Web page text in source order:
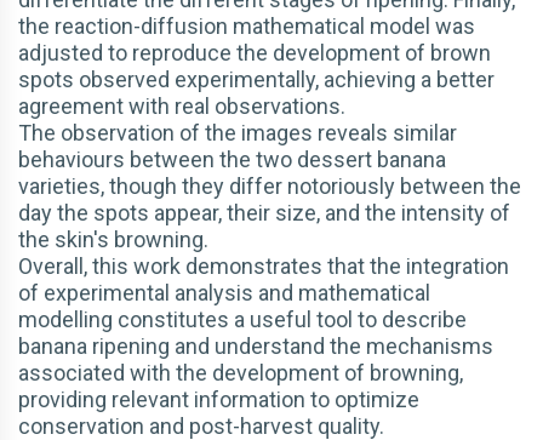
the reaction-diffusion mathematical model was
adjusted to reproduce the development of brown
spots observed experimentally, achieving a better
agreement with real observations.
The observation of the images reveals similar
behaviours between the two dessert banana
varieties, though they differ notoriously between the
day the spots appear, their size, and the intensity of
the skin's browning.
Overall, this work demonstrates that the integration
of experimental analysis and mathematical
modelling constitutes a useful tool to describe
banana ripening and understand the mechanisms
associated with the development of browning,
providing relevant information to optimize
conservation and post-harvest quality.